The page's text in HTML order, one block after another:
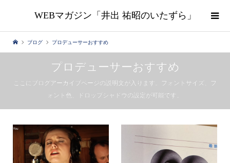
WEBマガジン「井出 祐昭のいたずら」
ブログ プロデューサーおすすめ
プロデューサーおすすめ
ここにブログアーカイブページの説明文が入ります。フォントサイズ、フ
ォント色、ドロップシャドウの設定が可能です。